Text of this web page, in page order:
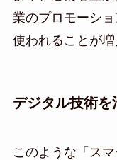
業のプロモーシ
使われることが増
デジタル技術
このような「ス